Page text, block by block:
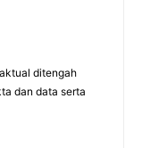
ditengah
dan data serta